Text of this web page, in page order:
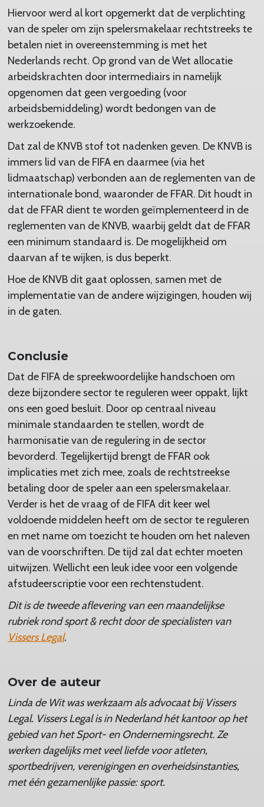
Hiervoor werd al kort opgemerkt dat de verplichting
van de speler om zijn spelersmakelaar rechtstreeks te
betalen niet in overeenstemming is met het
Nederlands recht. Op grond van de Wet allocatie
arbeidskrachten door intermediairs in namelijk
opgenomen dat geen vergoeding (voor
arbeidsbemiddeling) wordt bedongen van de
werkzoekende.
Dat zal de KNVB stof tot nadenken geven. De KNVB is
immers lid van de FIFA en daarmee (via het
lidmaatschap) verbonden aan de reglementen van de
internationale bond, waaronder de FFAR. Dit houdt in
dat de FFAR dient te worden geïmplementeerd in de
reglementen van de KNVB, waarbij geldt dat de FFAR
een minimum standaard is. De mogelijkheid om
daarvan af te wijken, is dus beperkt.
Hoe de KNVB dit gaat oplossen, samen met de
implementatie van de andere wijzigingen, houden wij
in de gaten.
Conclusie
Dat de FIFA de spreekwoordelijke handschoen om
deze bijzondere sector te reguleren weer oppakt, lijkt
ons een goed besluit. Door op centraal niveau
minimale standaarden te stellen, wordt de
harmonisatie van de regulering in de sector
bevorderd. Tegelijkertijd brengt de FFAR ook
implicaties met zich mee, zoals de rechtstreekse
betaling door de speler aan een spelersmakelaar.
Verder is het de vraag of de FIFA dit keer wel
voldoende middelen heeft om de sector te reguleren
en met name om toezicht te houden om het naleven
van de voorschriften. De tijd zal dat echter moeten
uitwijzen. Wellicht een leuk idee voor een volgende
afstudeerscriptie voor een rechtenstudent.
Dit is de tweede aflevering van een maandelijkse
rubriek rond sport & recht door de specialisten van
Vissers Legal.
Over de auteur
Linda de Wit was werkzaam als advocaat bij Vissers
Legal.Vissers Legal is in Nederland hét kantoor op het
gebied van het Sport- en Ondernemingsrecht. Ze
werken dagelijks met veel liefde voor atleten,
sportbedrijven, verenigingen en overheidsinstanties,
met één gezamenlijke passie: sport.